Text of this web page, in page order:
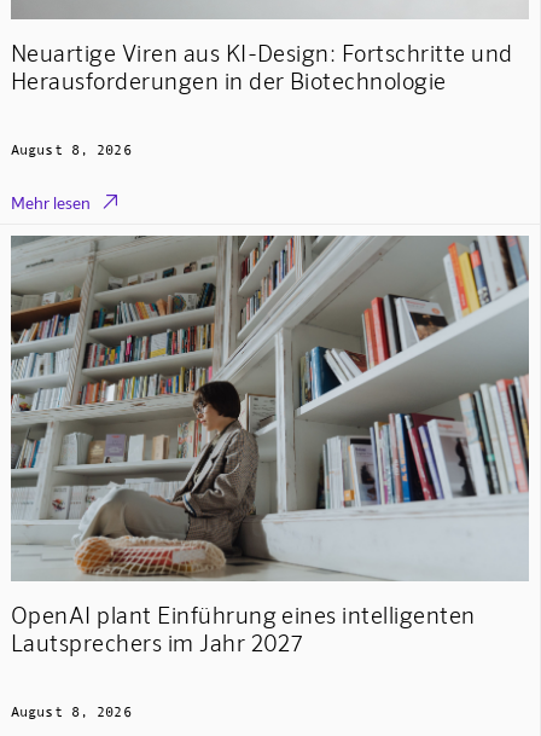
Neuartige Viren aus KI-Design: Fortschritte und
Herausforderungen in der Biotechnologie
August 8, 2026
Mehr lesen 
OpenAI plant Einführung eines intelligenten
Lautsprechers im Jahr 2027
August 8, 2026